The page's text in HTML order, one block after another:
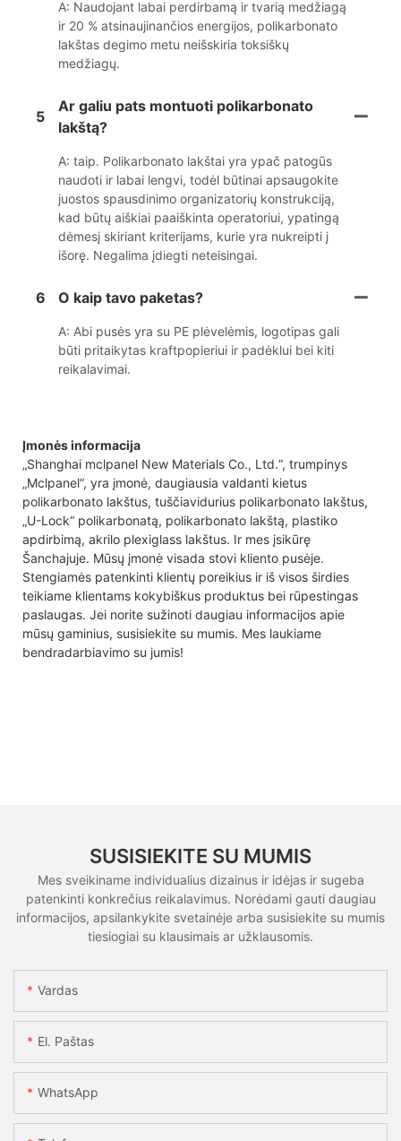
A: Naudojant labai perdirbamą ir tvarią medžiagą
ir 20 % atsinaujinančios energijos, polikarbonato
lakštas degimo metu neišskiria toksiškų
medžiagų.
5
Ar galiu pats montuoti polikarbonato
lakštą?
A: taip. Polikarbonato lakštai yra ypač patogūs
naudoti ir labai lengvi, todėl būtinai apsaugokite
juostos spausdinimo organizatorių konstrukciją,
kad būtų aiškiai paaiškinta operatoriui, ypatingą
dėmesį skiriant kriterijams, kurie yra nukreipti į
išorę. Negalima įdiegti neteisingai.
6 O kaip tavo paketas?
A: Abi pusės yra su PE plėvelėmis, logotipas gali
būti pritaikytas kraftpopieriui ir padėklui bei kiti
reikalavimai.
Įmonės informacija
„Shanghai mclpanel New Materials Co., Ltd.“, trumpinys
„Mclpanel“, yra įmonė, daugiausia valdanti kietus
polikarbonato lakštus, tuščiavidurius polikarbonato lakštus,
„U-Lock“ polikarbonatą, polikarbonato lakštą, plastiko
apdirbimą, akrilo plexiglass lakštus. Ir mes įsikūrę
Šanchajuje. Mūsų įmonė visada stovi kliento pusėje.
Stengiamės patenkinti klientų poreikius ir iš visos širdies
teikiame klientams kokybiškus produktus bei rūpestingas
paslaugas. Jei norite sužinoti daugiau informacijos apie
mūsų gaminius, susisiekite su mumis. Mes laukiame
bendradarbiavimo su jumis!
SUSISIEKITE SU MUMIS
Mes sveikiname individualius dizainus ir idėjas ir sugeba
patenkinti konkrečius reikalavimus. Norėdami gauti daugiau
informacijos, apsilankykite svetainėje arba susisiekite su mumis
tiesiogiai su klausimais ar užklausomis.
Vardas
El. Paštas
WhatsApp